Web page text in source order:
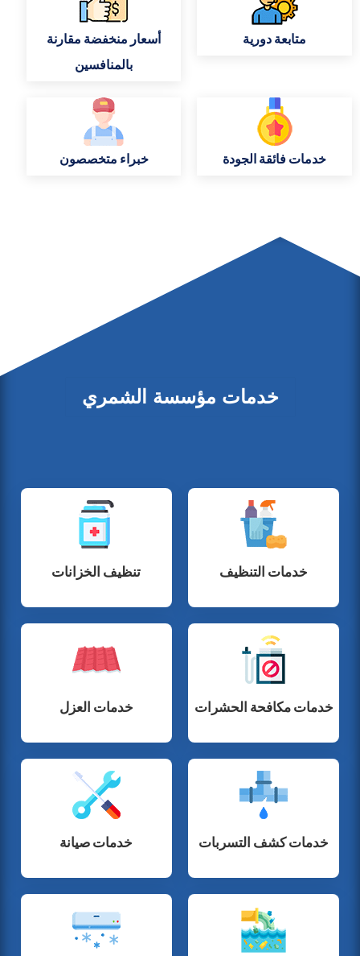
متابعة دورية
أسعار منخفضة مقارنة
بالمنافسين
خدمات فائقة الجودة خبراء متخصصون
خدمات مؤسسة الشمري
خدمات التنظيف تنظيف الخزانات
خدمات مكافحة الحشرات خدمات العزل
خدمات كشف التسربات خدمات صيانة